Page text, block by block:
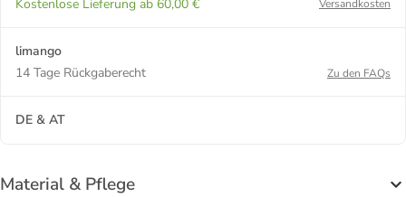
Kostenlose Lieferung ab 60,00 €
Versandkosten
limango
14 Tage Rückgaberecht
Zu den FAQs
DE & AT
Material & Pflege